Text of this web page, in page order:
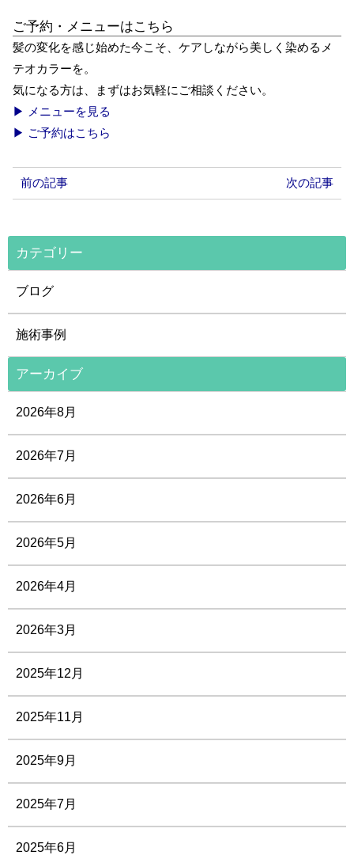
ご予約・メニューはこちら
髪の変化を感じ始めた今こそ、ケアしながら美しく染めるメ
テオカラーを。
気になる方は、まずはお気軽にご相談ください。
▶ メニューを見る
▶ ご予約はこちら
前の記事 次の記事
カテゴリー
ブログ
施術事例
アーカイブ
2026年8月
2026年7月
2026年6月
2026年5月
2026年4月
2026年3月
2025年12月
2025年11月
2025年9月
2025年7月
2025年6月